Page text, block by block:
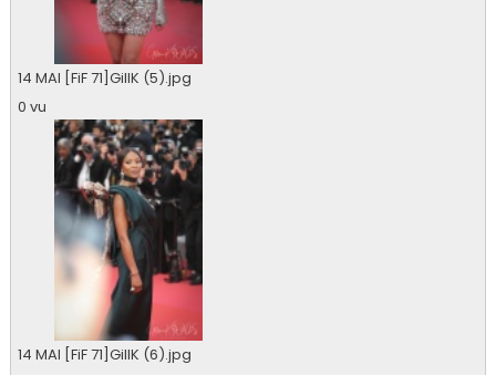
14 MAI [FiF 71]GillK (5).jpg
0 vu
14 MAI [FiF 71]GillK (6).jpg